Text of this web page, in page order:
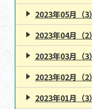
2023年05月（3）
2023年04月（2）
2023年03月（3）
2023年02月（2）
2023年01月（3）